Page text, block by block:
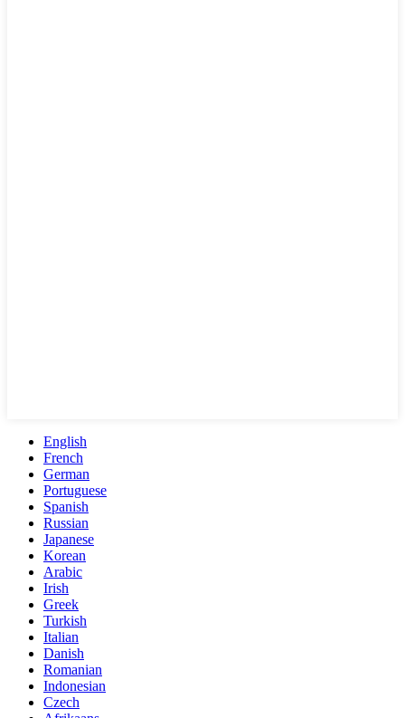
English
French
German
Portuguese
Spanish
Russian
Japanese
Korean
Arabic
Irish
Greek
Turkish
Italian
Danish
Romanian
Indonesian
Czech